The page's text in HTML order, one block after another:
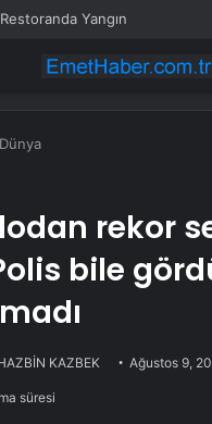
Yangın
Dünya
rekor
bile
KAZBEK Ağustos 9,
süresi